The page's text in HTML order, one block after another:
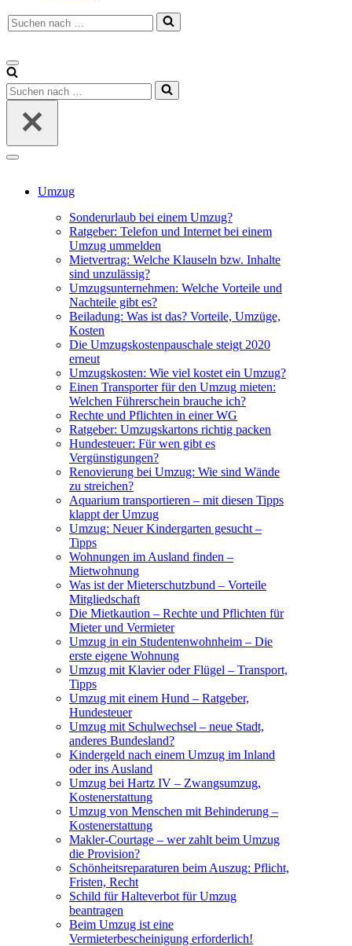
Suchen
nach …
Navigations-
Menü
Suchen
nach …
Navigations-
Umzug
Sonderurlaub bei einem Umzug?
Ratgeber: Telefon und Internet bei einem
Umzug ummelden
Mietvertrag: Welche Klauseln bzw. Inhalte
sind unzulässig?
Umzugsunternehmen: Welche Vorteile und
Nachteile gibt es?
Beiladung: Was ist das? Vorteile, Umzüge,
Kosten
Die Umzugskostenpauschale steigt 2020
erneut
Umzugskosten: Wie viel kostet ein Umzug?
Einen Transporter für den Umzug mieten:
Welchen Führerschein brauche ich?
Rechte und Pflichten in einer WG
Ratgeber: Umzugskartons richtig packen
Hundesteuer: Für wen gibt es
Vergünstigungen?
Renovierung bei Umzug: Wie sind Wände
zu streichen?
Aquarium transportieren – mit diesen Tipps
klappt der Umzug
Umzug: Neuer Kindergarten gesucht –
Tipps
Wohnungen im Ausland finden –
Mietwohnung
Was ist der Mieterschutzbund – Vorteile
Mitgliedschaft
Die Mietkaution – Rechte und Pflichten für
Mieter und Vermieter
Umzug in ein Studentenwohnheim – Die
erste eigene Wohnung
Umzug mit Klavier oder Flügel – Transport,
Tipps
Umzug mit einem Hund – Ratgeber,
Hundesteuer
Umzug mit Schulwechsel – neue Stadt,
anderes Bundesland?
Kindergeld nach einem Umzug im Inland
oder ins Ausland
Umzug bei Hartz IV – Zwangsumzug,
Kostenerstattung
Umzug von Menschen mit Behinderung –
Kostenerstattung
Makler-Courtage – wer zahlt beim Umzug
die Provision?
Schönheitsreparaturen beim Auszug: Pflicht,
Fristen, Recht
Schild für Halteverbot für Umzug
beantragen
Beim Umzug ist eine
Vermieterbescheinigung erforderlich!